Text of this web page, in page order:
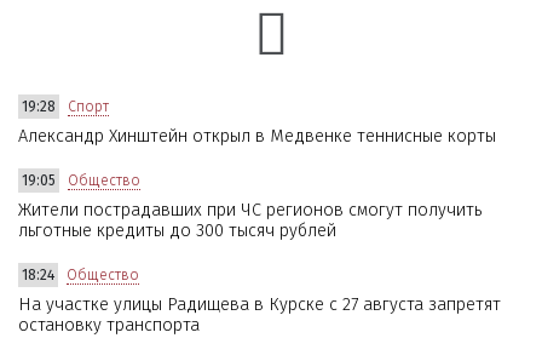
19:28 Спорт
Александр Хинштейн открыл в Медвенке теннисные корты
19:05 Общество
Жители пострадавших при ЧС регионов смогут получить
льготные кредиты до 300 тысяч рублей
18:24 Общество
На участке улицы Радищева в Курске с 27 августа запретят
остановку транспорта